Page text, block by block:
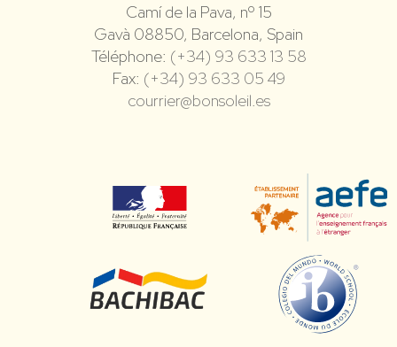
Camí de la Pava, nº 15
Gavà 08850, Barcelona, Spain
Téléphone: (+34) 93 633 13 58
Fax: (+34) 93 633 05 49
courrier@bonsoleil.es